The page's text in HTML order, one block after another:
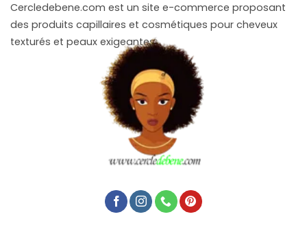
Cercledebene.com est un site e-commerce proposant
des produits capillaires et cosmétiques pour cheveux
texturés et peaux exigeantes.